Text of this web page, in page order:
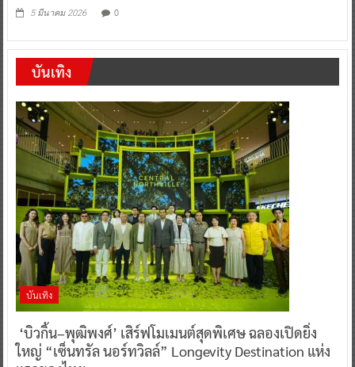
5 มีนาคม 2026 0
บันเทิง
บันเทิง
‘บิวกิ้น–พุฒิพงศ์’ เสิร์ฟโมเมนต์สุดพิเศษ ฉลองเปิดยิ่ง
ใหญ่ “เซ็นทรัล นอร์ทวิลล์” Longevity Destination แห่ง